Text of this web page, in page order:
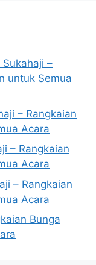
–
untuk Semua
– Rangkaian
Acara
– Rangkaian
Acara
– Rangkaian
Acara
Bunga